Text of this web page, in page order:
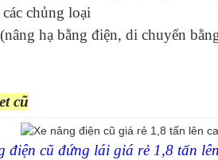
chủng loại
hạ bằng điện, di chuyển
cũ
điện cũ đứng lái giá rẻ 1,8 tấn